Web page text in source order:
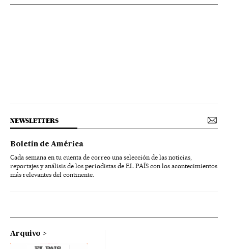
NEWSLETTERS
Boletín de América
Cada semana en tu cuenta de correo una selección de las noticias,
reportajes y análisis de los periodistas de EL PAÍS con los acontecimientos
más relevantes del continente.
Arquivo